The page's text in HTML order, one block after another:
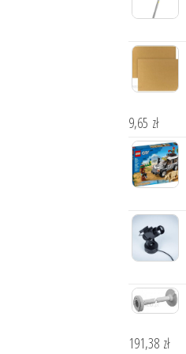
9,65 zł
191,38 zł